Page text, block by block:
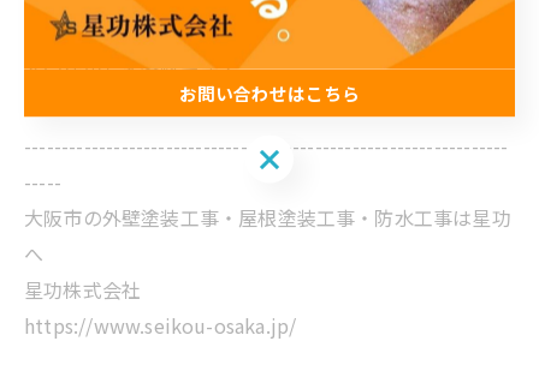
今回使用した塗料です！
-----------------------------------------------------------------
-----
大阪市の外壁塗装工事・屋根塗装工事・防水工事は星功
へ
星功株式会社
https://www.seikou-osaka.jp/
お問い合わせはこちら
お問い合わせはこちら